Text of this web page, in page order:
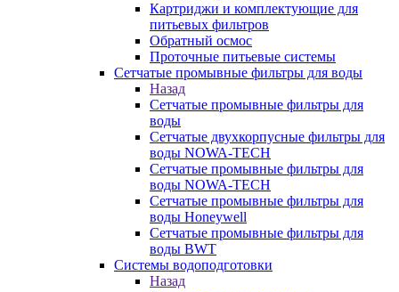
Картриджи и комплектующие для
питьевых фильтров
Обратный осмос
Проточные питьевые системы
Сетчатые промывные фильтры для воды
Назад
Сетчатые промывные фильтры для
воды
Сетчатые двухкорпусные фильтры для
воды NOWA-TECH
Сетчатые промывные фильтры для
воды NOWA-TECH
Сетчатые промывные фильтры для
воды Honeywell
Сетчатые промывные фильтры для
воды BWT
Системы водоподготовки
Назад